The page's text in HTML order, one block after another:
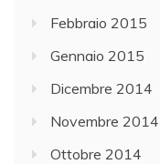
Febbraio 2015
Gennaio 2015
Dicembre 2014
Novembre 2014
Ottobre 2014